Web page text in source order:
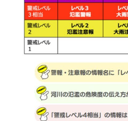
お問い
ご加入
料請求